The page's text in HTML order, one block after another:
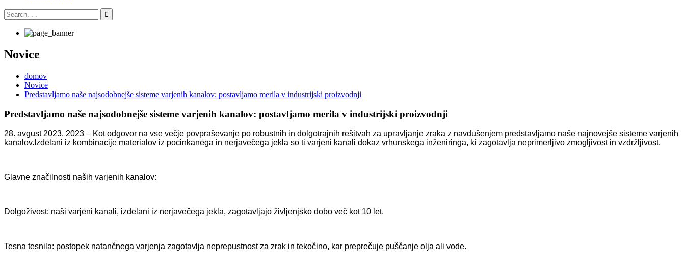
Novice
domov
Novice
Predstavljamo naše najsodobnejše sisteme varjenih kanalov: postavljamo merila v industrijski proizvodnji
Predstavljamo naše najsodobnejše sisteme varjenih kanalov: postavljamo merila v industrijski proizvodnji
28. avgust 2023, 2023 – Kot odgovor na vse večje povpraševanje po robustnih in dolgotrajnih rešitvah za upravljanje zraka z navdušenjem predstavljamo naše najnovejše sisteme varjenih
kanalov.Izdelani iz kombinacije materialov iz pocinkanega in nerjavečega jekla so ti varjeni kanali dokaz vrhunskega inženiringa, ki zagotavlja neprimerljivo zmogljivost in vzdržljivost.
Glavne značilnosti naših varjenih kanalov:
Dolgoživost: naši varjeni kanali, izdelani iz nerjavečega jekla, zagotavljajo življenjsko dobo več kot 10 let.
Tesna tesnila: postopek natančnega varjenja zagotavlja neprepustnost za zrak in tekočino, kar preprečuje puščanje olja ali vode.